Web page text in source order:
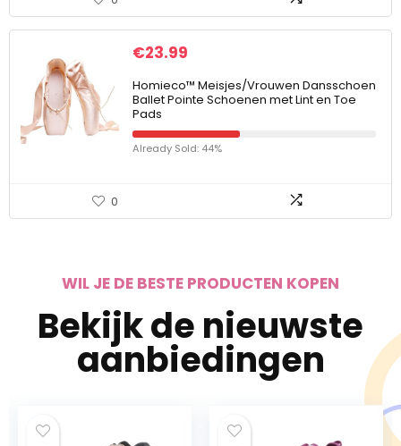
€23.99
Homieco™ Meisjes/Vrouwen Dansschoen
Ballet Pointe Schoenen met Lint en Toe
Pads
Already Sold: 44%
0
WIL JE DE BESTE PRODUCTEN KOPEN
Bekijk de nieuwste
aanbiedingen